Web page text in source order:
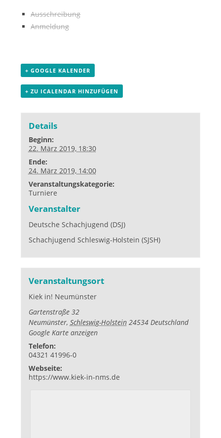
Ausschreibung
Anmeldung
+ GOOGLE KALENDER
+ ZU ICALENDAR HINZUFÜGEN
Details
Beginn:
22. März 2019, 18:30
Ende:
24. März 2019, 14:00
Veranstaltungskategorie:
Turniere
Veranstalter
Deutsche Schachjugend (DSJ)
Schachjugend Schleswig-Holstein (SJSH)
Veranstaltungsort
Kiek in! Neumünster
Gartenstraße 32
Neumünster, Schleswig-Holstein 24534 Deutschland
Google Karte anzeigen
Telefon:
04321 41996-0
Webseite:
https://www.kiek-in-nms.de